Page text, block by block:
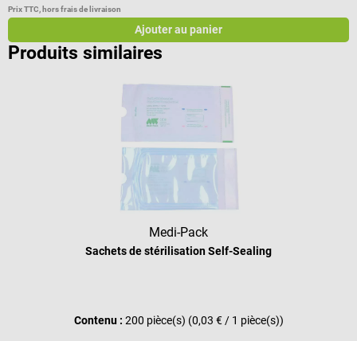
Prix TTC, hors frais de livraison
Ajouter au panier
Produits similaires
Medi-Pack
Sachets de stérilisation Self-Sealing
Contenu : 200 pièce(s) (0,03 € / 1 pièce(s))